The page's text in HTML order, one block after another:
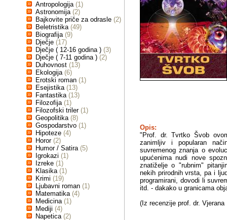
Antropologija (1)
Astronomija (2)
Bajkovite priče za odrasle (2)
Beletristika (49)
Biografija (9)
Dječje (17)
Dječje ( 12-16 godina ) (3)
Dječje ( 7-11 godina ) (2)
Duhovnost (13)
Ekologija (6)
Erotski roman (1)
Esejistika (13)
Fantastika (13)
Filozofija (1)
Filozofski triler (1)
Geopolitika (8)
Gospodarstvo (1)
Hipoteze (4)
Horor (2)
Humor / Satira (5)
Igrokazi (1)
Izreke (1)
Klasika (1)
Krimi (19)
Ljubavni roman (1)
Matematika (4)
Medicina (1)
Mediji (4)
Napetica (2)
Opis:
"Prof. dr. Tvrtko Švob
zanimljiv i popularan
suvremenog znanja o
upućenima nudi nove
znatiželje o "rubnim"
nekih prirodnih vrsta, pa i
programirani, dovodi li
itd. - dakako u granicama
(Iz recenzije prof. dr. Vjerana